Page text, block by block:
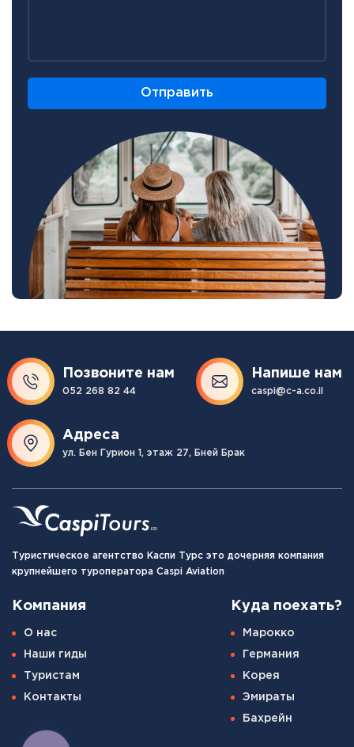
Отправить
Позвоните нам
052 268 82 44
Напише нам
caspi@c-a.co.il
Адреса
ул. Бен Гурион 1, этаж 27, Бней Брак
Туристическое агентство Каспи Турс это дочерняя компания
крупнейшего туроператора Caspi Aviation
Компания
О нас
Наши гиды
Туристам
Контакты
Куда поехать?
Марокко
Германия
Корея
Эмираты
Бахрейн